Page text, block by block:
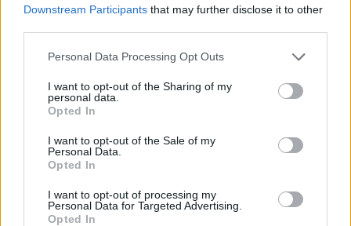
Downstream Participants that may further disclose it to other
Personal Data Processing Opt Outs
I want to opt-out of the Sharing of my
personal data.
Opted In
I want to opt-out of the Sale of my
Personal Data.
Opted In
I want to opt-out of processing my
Personal Data for Targeted Advertising.
Opted In
La gamma lifestyle si arricchisce di nuove
funzionalità
al passo con questi cambiamenti, Samsung lancia nuovi prodotti e
funzionalità lifestyle che si traducono in vantaggi concreti,
visualizzazione e di uso degli schermi.
The Premiere 8K:nel 2023 Samsung introdurrà un nuovo
modello del proiettore laser The Premiere, che diventa 8K. Il